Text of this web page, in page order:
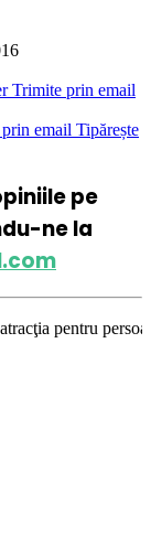
Trimite prin email
email Tipărește
pe
ne la
de